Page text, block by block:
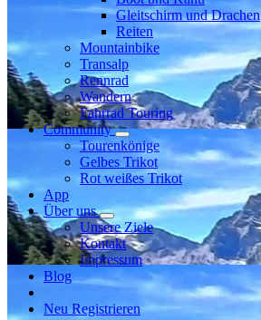
Gleitschirm und Drachen
Reiten
Mountainbike
Transalp
Rennrad
Wandern
Fahrrad Touring
Community
Tourenkönige
Gelbes Trikot
Rot weißes Trikot
App
Über uns
Unsere Ziele
Kontakt
Impressum
Blog
Neu Registrieren